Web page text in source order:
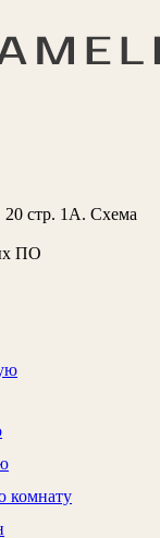
20 стр. 1А. Схема
ПО
комнату